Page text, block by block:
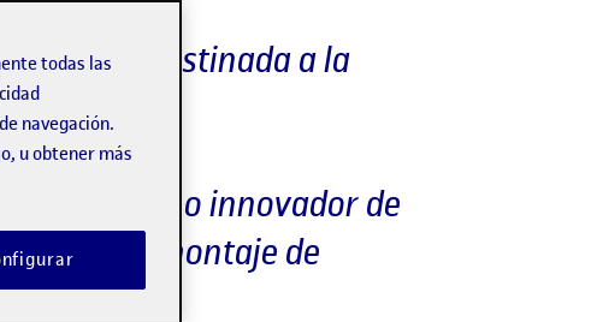
2019 destinada a la
diseño innovador de
en el montaje de
todas las
navegación.
u obtener más